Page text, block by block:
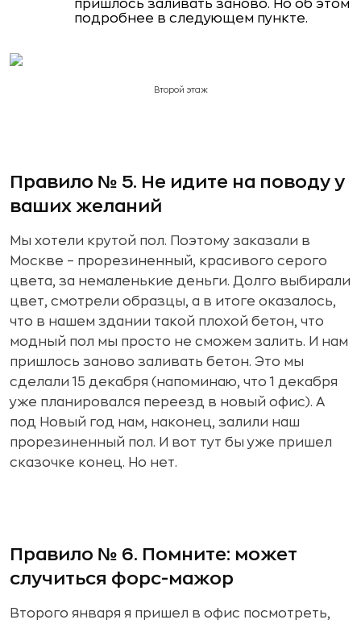
пришлось заливать заново. Но об этом
подробнее в следующем пункте.
Второй этаж
Правило № 5. Не идите на поводу у
ваших желаний
Мы хотели крутой пол. Поэтому заказали в
Москве – прорезиненный, красивого серого
цвета, за немаленькие деньги. Долго выбирали
цвет, смотрели образцы, а в итоге оказалось,
что в нашем здании такой плохой бетон, что
модный пол мы просто не сможем залить. И нам
пришлось заново заливать бетон. Это мы
сделали 15 декабря (напоминаю, что 1 декабря
уже планировался переезд в новый офис). А
под Новый год нам, наконец, залили наш
прорезиненный пол. И вот тут бы уже пришел
сказочке конец. Но нет.
Правило № 6. Помните: может
случиться форс-мажор
Второго января я пришел в офис посмотреть,